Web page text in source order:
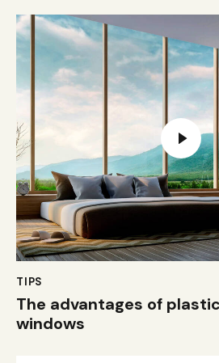
TIPS
The advantages of
windows